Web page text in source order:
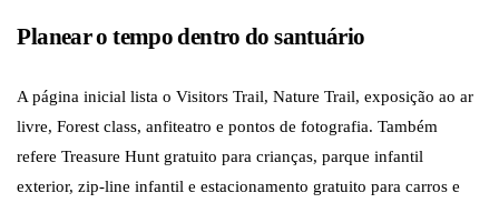
Planear o tempo dentro do santuário
A página inicial lista o Visitors Trail, Nature Trail, exposição ao ar
livre, Forest class, anfiteatro e pontos de fotografia. Também
refere Treasure Hunt gratuito para crianças, parque infantil
exterior, zip-line infantil e estacionamento gratuito para carros e